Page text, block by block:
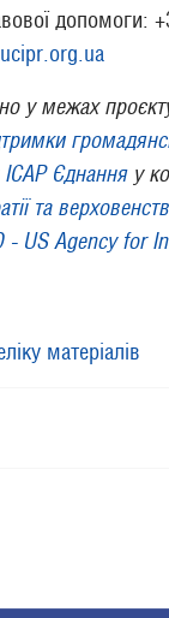
допомоги:
у межах
ІСАР Єднання у
та
- US Agency for
матеріалів